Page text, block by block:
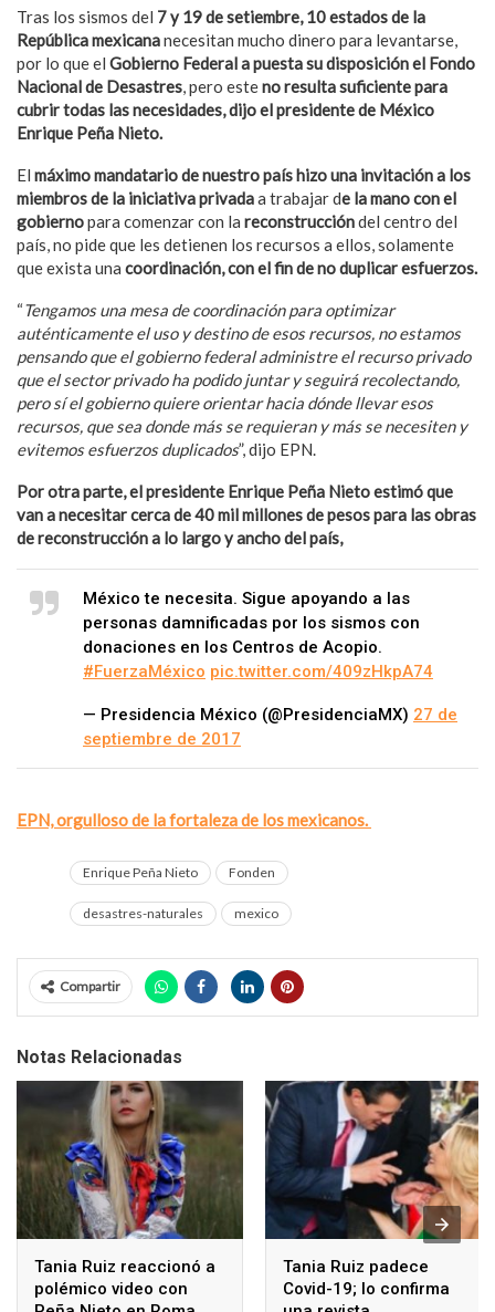
Tras los sismos del 7 y 19 de setiembre, 10 estados de la
República mexicananecesitan mucho dinero para levantarse,
por lo que el Gobierno Federal a puesta su disposición el Fondo
Nacional de Desastres, pero esteno resulta suficiente para
cubrir todas las necesidades, dijo el presidente de México
Enrique Peña Nieto.
El máximo mandatario de nuestro país hizo una invitación a los
miembros de la iniciativa privadaa trabajar de la mano con el
gobiernopara comenzar con la reconstruccióndel centro del
país, no pide que les detienen los recursos a ellos, solamente
que exista una coordinación, con el fin de no duplicar esfuerzos.
“Tengamos una mesa de coordinación para optimizar
auténticamente el uso y destino de esos recursos, no estamos
pensando que el gobierno federal administre el recurso privado
que el sector privado ha podido juntar y seguirá recolectando,
pero sí el gobierno quiere orientar hacia dónde llevar esos
recursos, que sea donde más se requieran y más se necesiten y
evitemos esfuerzos duplicados”, dijo EPN.
Por otra parte, el presidente Enrique Peña Nieto estimó que
van a necesitar cerca de 40 mil millones de pesos para las obras
de reconstrucción a lo largo y ancho del país,
México te necesita. Sigue apoyando a las
personas damnificadas por los sismos con
donaciones en los Centros de Acopio.
#FuerzaMéxico pic.twitter.com/409zHkpA74
— Presidencia México (@PresidenciaMX) 27 de
septiembre de 2017
EPN, orgulloso de la fortaleza de los mexicanos.
Enrique Peña Nieto Fonden
desastres-naturales mexico
Compartir
Notas Relacionadas
Tania Ruiz reaccionó a
polémico video con
Tania Ruiz padece
Covid-19; lo confirma